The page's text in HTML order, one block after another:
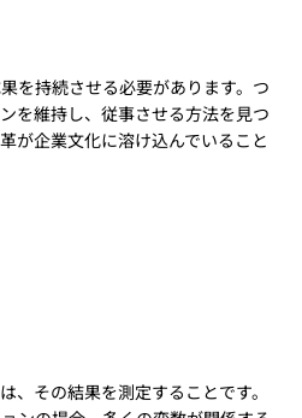
を持続させる必要があります。つ
を維持し、従事させる方法を見つ
が企業文化に溶け込んでいること
、その結果を測定することです。